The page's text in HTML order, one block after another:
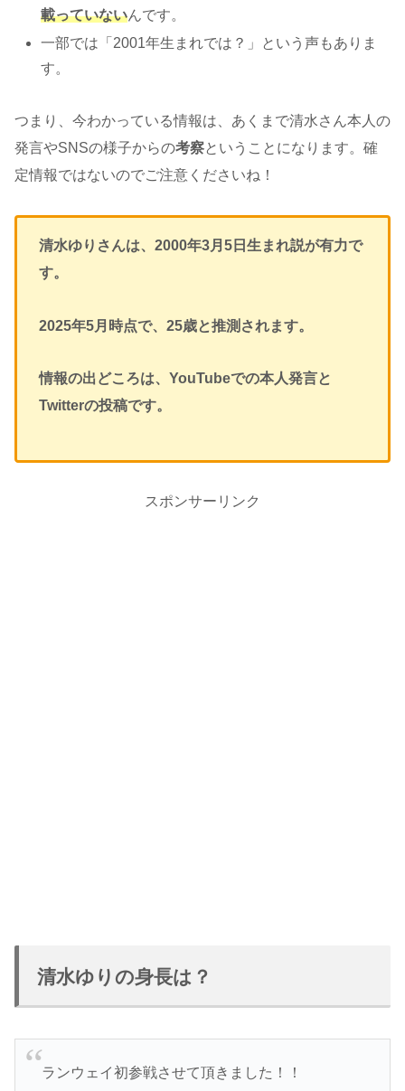
載っていないんです。
一部では「2001年生まれでは？」という声もありま
す。
つまり、今わかっている情報は、あくまで清水さん本人の
発言やSNSの様子からの考察ということになります。確
定情報ではないのでご注意くださいね！
清水ゆりさんは、2000年3月5日生まれ説が有力で
す。
2025年5月時点で、25歳と推測されます。
情報の出どころは、YouTubeでの本人発言と
Twitterの投稿です。
スポンサーリンク
清水ゆりの身長は？
ランウェイ初参戦させて頂きました！！